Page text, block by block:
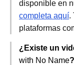
disponible en
completa aquí.
plataformas
¿Existe un
with No Name?